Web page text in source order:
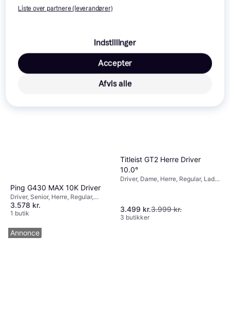
Ping G430 MAX 10K Driver
Driver, Senior, Herre, Regular,
Senior, Stiff, Grafitskaft
3.578 kr.
1 butik
Titleist GT2 Herre Driver
10.0°
Driver, Dame, Herre, Regular, Lady,
3.499 kr.3.999 kr.
3 butikker
Annonce
Liste over partnere (leverandører)
Indstillinger
Afvis alle
Accepter